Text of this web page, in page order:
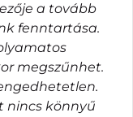
a tovább
fenntartása.
megszűnhet.
nincs könnyű